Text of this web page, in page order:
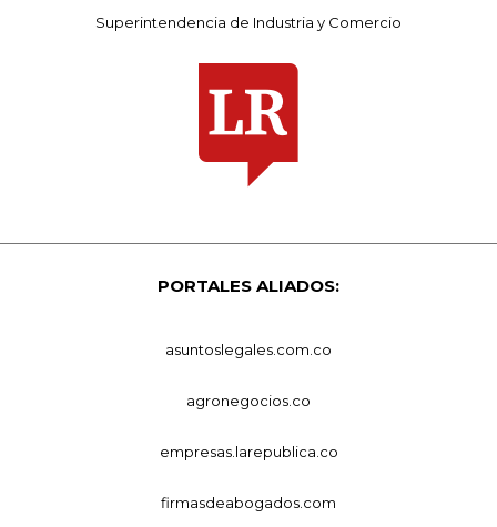
Superintendencia de Industria y Comercio
PORTALES ALIADOS:
asuntoslegales.com.co
agronegocios.co
empresas.larepublica.co
firmasdeabogados.com